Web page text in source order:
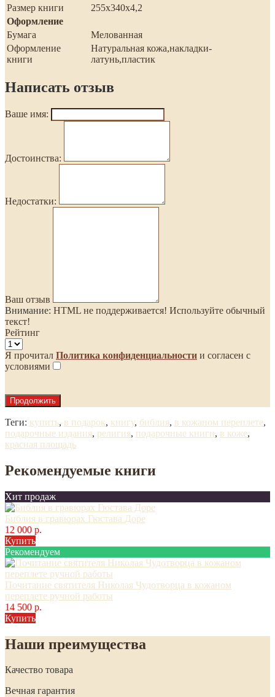
Размер книги
255х340х4,2
Оформление
Бумага
Мелованная
Оформление
книги
Натуральная кожа,накладки-
латунь,пластик
Написать отзыв
Ваше имя:
Достоинства:
Недостатки:
Ваш отзыв
Внимание: HTML не поддерживается! Используйте обычный
текст!
Рейтинг
Я прочитал Политика конфиденциальности и согласен с
условиями
Продолжить
Теги: купить, в подарок, книгу, библия, в кожаном переплете,
подарочные издания, религия, подарочные книги, в коже,
красная площадь
Рекомендуемые книги
Хит продаж
Библия в гравюрах Гюстава Доре
12 000 р.
Купить
Рекомендуем
Почитание святителя Николая Чудотворца в кожаном
переплете ручной работы
14 500 р.
Купить
Наши преимущества
Качество товара
Вечная гарантия